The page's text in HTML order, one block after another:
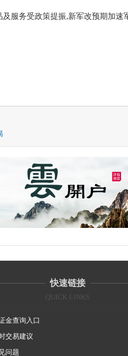
务受政策提振,新军改预期加速
快速链接
QUICK LINKS
金查询入口
交易建议
问题